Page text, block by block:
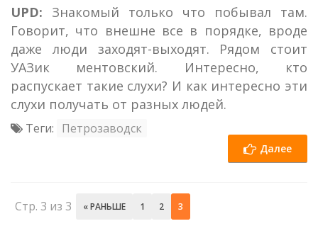
UPD: Знакомый только что побывал там.
Говорит, что внешне все в порядке, вроде
даже люди заходят-выходят. Рядом стоит
УАЗик ментовский. Интересно, кто
распускает такие слухи? И как интересно эти
слухи получать от разных людей.
Теги: Петрозаводск
Далее
Стр. 3 из 3 « РАНЬШЕ 1 2 3